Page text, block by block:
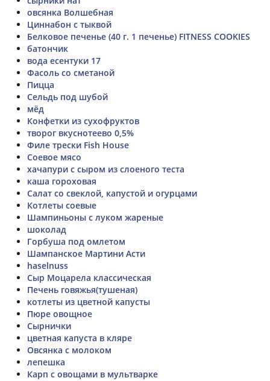
овсянка Волшебная
Циннабон с тыквой
Белковое печенье (40 г. 1 печенье) FITNESS COOKIES
батончик
вода есентуки 17
Фасоль со сметаной
Пицца
Сельдь под шубой
мёд
Конфетки из сухофруктов
творог вкуснотеево 0,5%
Филе трески Fish House
Соевое мясо
хачапури с сыром из слоеного теста
каша гороховая
Салат со свеклой, капустой и огурцами
Котлеты соевые
Шампиньоны с луком жареные
шоколад
Горбуша под омлетом
Шампанское Мартини Асти
haselnuss
Сыр Моцарела классическая
Печень говяжья(тушеная)
котлеты из цветной капусты
Пюре овощное
Сырнички
цветная капуста в кляре
Овсянка с молоком
лепешка
Карп с овощами в мультварке